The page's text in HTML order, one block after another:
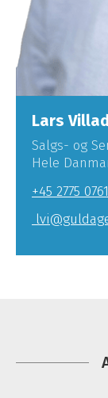
Lars
Salgs- og
Hele
+45 2775 0761